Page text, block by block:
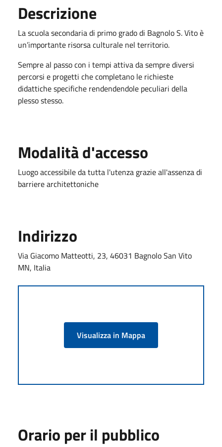
Descrizione
La scuola secondaria di primo grado di Bagnolo S. Vito è
un’importante risorsa culturale nel territorio.
Sempre al passo con i tempi attiva da sempre diversi
percorsi e progetti che completano le richieste
didattiche specifiche rendendendole peculiari della
plesso stesso.
Modalità d'accesso
Luogo accessibile da tutta l'utenza grazie all'assenza di
barriere architettoniche
Indirizzo
Via Giacomo Matteotti, 23, 46031 Bagnolo San Vito
MN, Italia
Visualizza in Mappa
Orario per il pubblico